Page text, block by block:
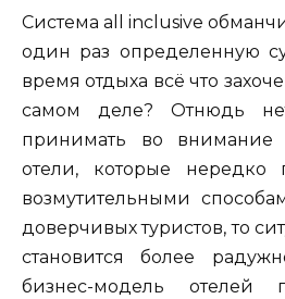
Система all inclusive
один раз определенную
время отдыха всё что
самом деле? Отнюдь
принимать во внимание
отели, которые нередко
возмутительными
доверчивых туристов, то
становится более
бизнес-модель отелей